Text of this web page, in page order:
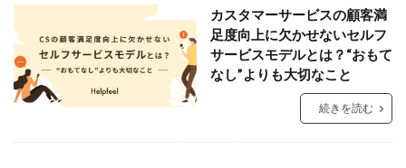
カスタマーサービスの顧客満
足度向上に欠かせないセルフ
サービスモデルとは？“おもて
なし”よりも大切なこと
続きを読む